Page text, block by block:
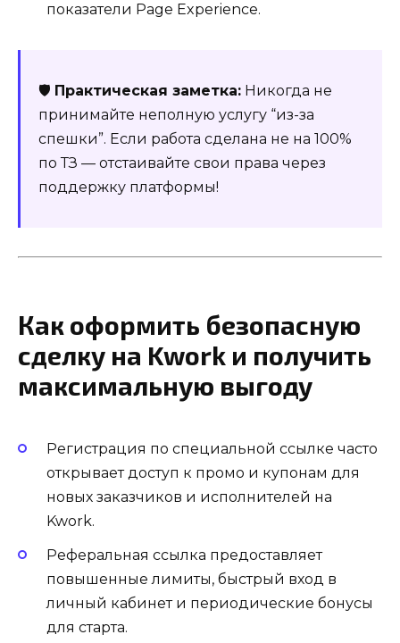
показатели Page Experience.
🛡️ Практическая заметка: Никогда не
принимайте неполную услугу “из-за
спешки”. Если работа сделана не на 100%
по ТЗ — отстаивайте свои права через
поддержку платформы!
Как оформить безопасную
сделку на Kwork и получить
максимальную выгоду
Регистрация по специальной ссылке часто
открывает доступ к промо и купонам для
новых заказчиков и исполнителей на
Kwork.
Реферальная ссылка предоставляет
повышенные лимиты, быстрый вход в
личный кабинет и периодические бонусы
для старта.